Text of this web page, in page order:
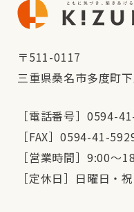
〒511-0117
三重県桑名市多度町
［電話番号］0594-
［FAX］0594-41-
［営業時間］9:00～
［定休日］日曜日